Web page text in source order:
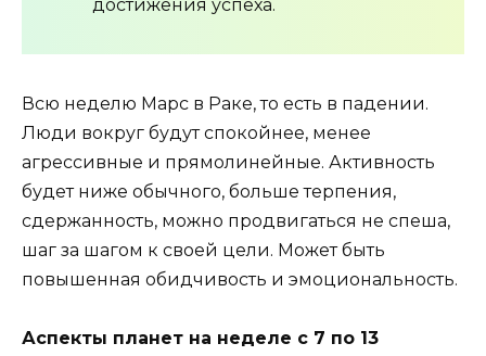
достижения успеха.
Всю неделю Марс в Раке, то есть в падении.
Люди вокруг будут спокойнее, менее
агрессивные и прямолинейные. Активность
будет ниже обычного, больше терпения,
сдержанность, можно продвигаться не спеша,
шаг за шагом к своей цели. Может быть
повышенная обидчивость и эмоциональность.
Аспекты планет на неделе с 7 по 13